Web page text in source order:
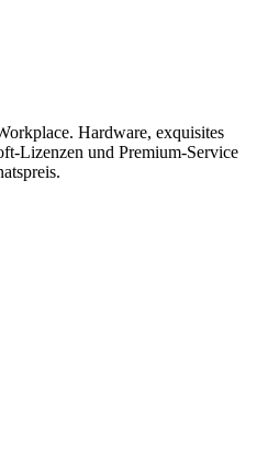
Hardware, exquisites
Lizenzen und Premium-Service